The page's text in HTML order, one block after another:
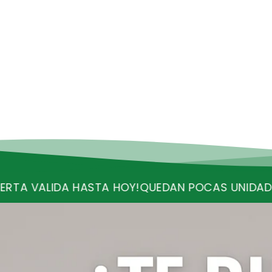
QUEDAN POCAS UNIDADESRECIBE ENVIO